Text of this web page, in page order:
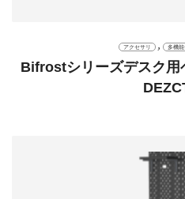
アクセサリ , 多機能
Bifrostシリーズデスク用